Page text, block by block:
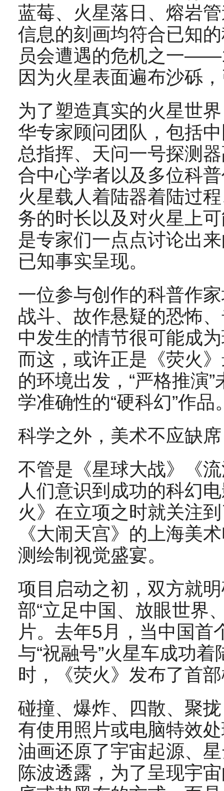
蓝莓、火星落日、熔岩
信息的刻画均符合已知
员会遭遇的危机之一
因为火星表面遍布沙砾
为了塑造真实的火星世
华专家顾问团队，包括
总指挥、天问一号探测
合中心学者以及多位科
火星载人着陆器着陆过
务的时长以及对火星上
是专家们一点点讨论出
已知事实呈现。
一位参与创作的科普作
战斗、故作悬疑的恐怖
中发生的情节很可能成
而这，或许正是《荧火
的环境出发，“严格推演
学准确性的“硬科幻”作品
科学之外，美术不应缺席
不管是《星球大战》《
人们意识到成功的科幻
火》在立项之时就关注
《大闹天宫》的上海美
测绘制视觉盛宴。
项目启动之初，双方就
部“立足中国、放眼世界
片。去年5月，当中国首
与“祝融号”火星车成功
时，《荧火》发布了首
碰撞、爆炸、四散、聚
有使用照片或电脑特效
油画还原了宇宙起源、
陈波透露，为了呈现宇